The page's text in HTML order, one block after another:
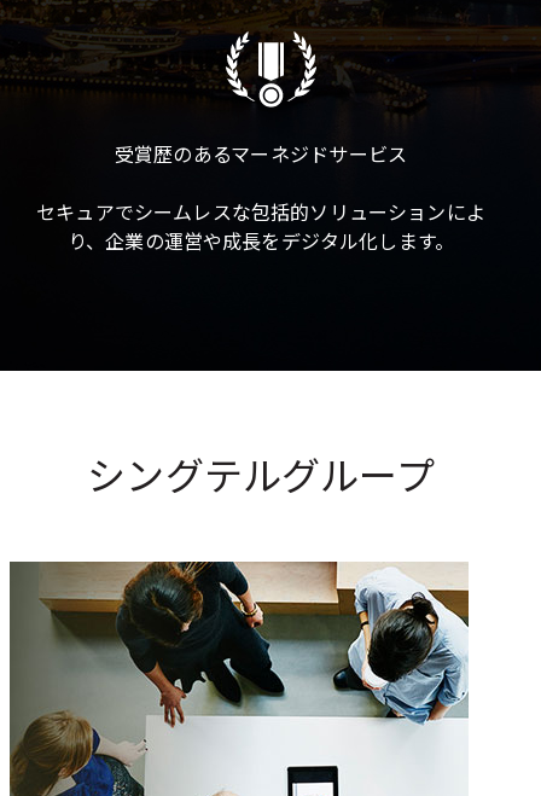
受賞歴のあるマーネジドサービス
セキュアでシームレスな包括的ソリューションによ
り、企業の運営や成長をデジタル化します。
シングテルグループ